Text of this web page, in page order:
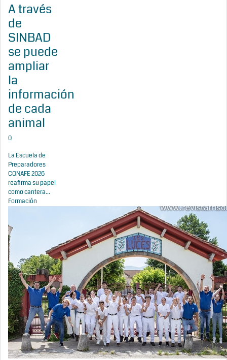
A través
de
SINBAD
se puede
ampliar
la
información
de cada
animal
0
La Escuela de
Preparadores
CONAFE 2026
reafirma su papel
como cantera...
Formación